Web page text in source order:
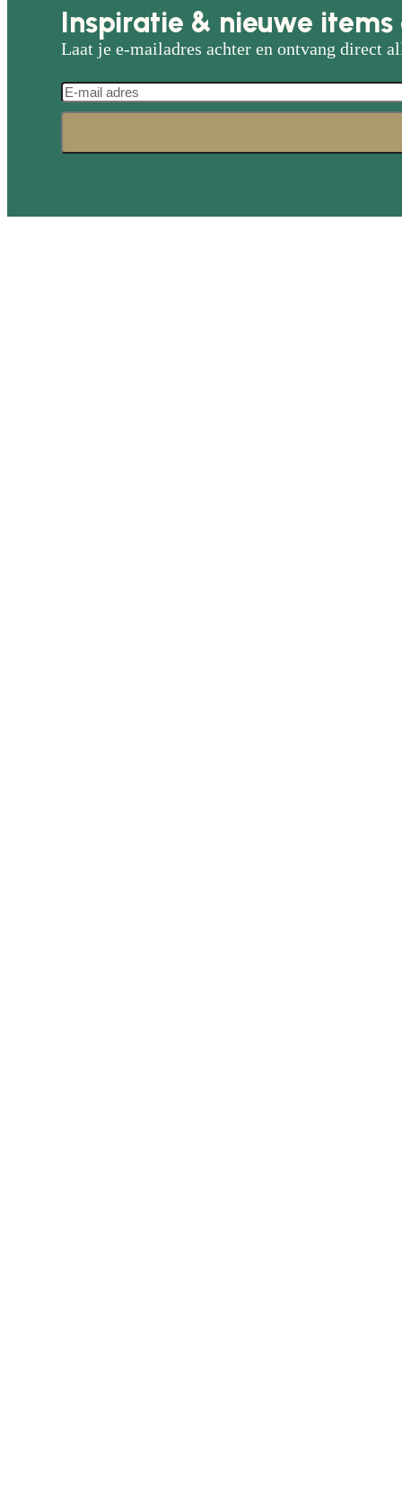
Inspiratie & nieuwe
Laat je e-mailadres achter en ontvang direct